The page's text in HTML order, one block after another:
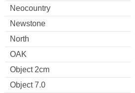
Neocountry
Newstone
North
OAK
Object 2cm
Object 7.0